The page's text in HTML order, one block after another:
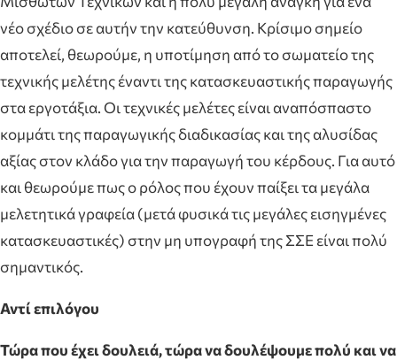
νέο σχέδιο σε αυτήν την κατεύθυνση. Κρίσιμο σημείο
αποτελεί, θεωρούμε, η υποτίμηση από το σωματείο της
τεχνικής μελέτης έναντι της κατασκευαστικής παραγωγής
στα εργοτάξια. Οι τεχνικές μελέτες είναι αναπόσπαστο
κομμάτι της παραγωγικής διαδικασίας και της αλυσίδας
αξίας στον κλάδο για την παραγωγή του κέρδους. Για αυτό
και θεωρούμε πως ο ρόλος που έχουν παίξει τα μεγάλα
μελετητικά γραφεία (μετά φυσικά τις μεγάλες εισηγμένες
κατασκευαστικές) στην μη υπογραφή της ΣΣΕ είναι πολύ
σημαντικός.
Αντί επιλόγου
Τώρα που έχει δουλειά, τώρα να δουλέψουμε πολύ και να